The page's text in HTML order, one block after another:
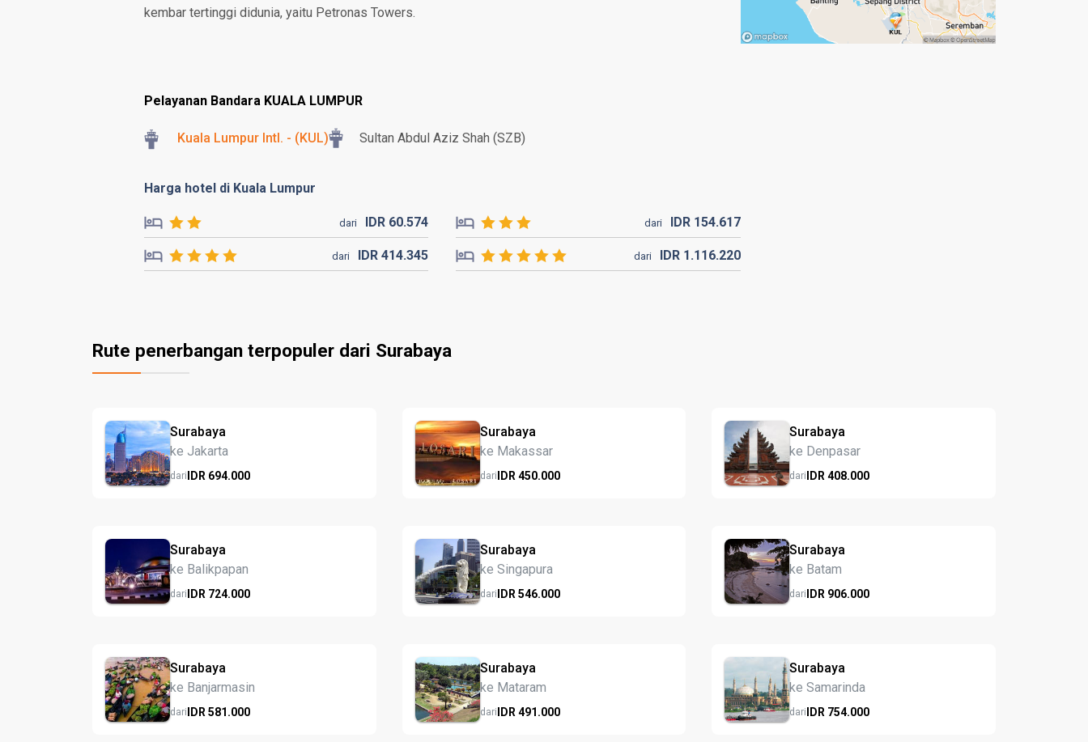
kembar tertinggi didunia, yaitu Petronas Towers.
Pelayanan Bandara KUALA LUMPUR
Kuala Lumpur Intl. - (KUL) Sultan Abdul Aziz Shah (SZB)
Harga hotel di Kuala Lumpur
dari IDR 60.574 dari IDR 154.617
dari IDR414.345 dari IDR 1.116.220
Rute penerbangan terpopuler dari Surabaya
Surabaya
ke Jakarta
dariIDR 694.000
Surabaya
ke Makassar
dariIDR 450.000
Surabaya
ke Denpasar
dariIDR408.000
Surabaya
ke Balikpapan
dariIDR 724.000
Surabaya
ke Singapura
dariIDR 546.000
Surabaya
ke Batam
dariIDR 906.000
Surabaya
ke Banjarmasin
dariIDR 581.000
Surabaya
ke Mataram
dariIDR 491.000
Surabaya
ke Samarinda
dariIDR 754.000